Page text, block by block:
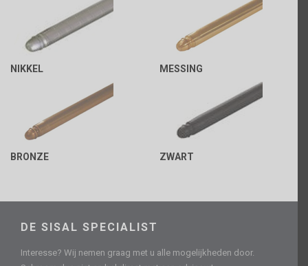
NIKKEL MESSING
BRONZE ZWART
DE SISAL SPECIALIST
Interesse? Wij nemen graag met u alle mogelijkheden door.